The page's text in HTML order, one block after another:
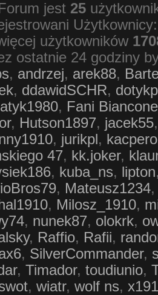
jest 25
użytkowników
ostatnie 24 godziny
, andrzej, arek88,
, ddawidSCHR,
, Fani
, Hutson1897, jacek55
, jurikpl,
47, kk.joker,
, kuba_ns, lipton
, Mateusz1234
, Milosz_1910,
, nunek87, olokrk,
, Raffio, Rafii,
, SilverCommander,
, Timador, toudiunio,
, wiatr, wolf ns,